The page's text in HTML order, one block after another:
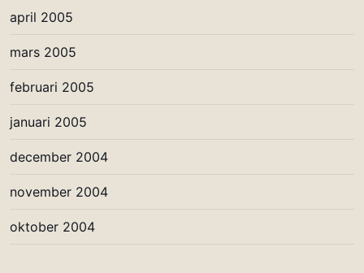
april 2005
mars 2005
februari 2005
januari 2005
december 2004
november 2004
oktober 2004